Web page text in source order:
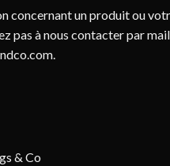
concernant un produit ou
pas à nous contacter par
.
& Co